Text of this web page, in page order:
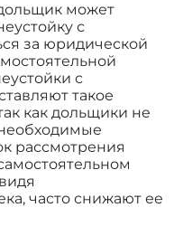
может
с
за юридической
с
такое
как дольщики не
рассмотрения
часто снижают ее